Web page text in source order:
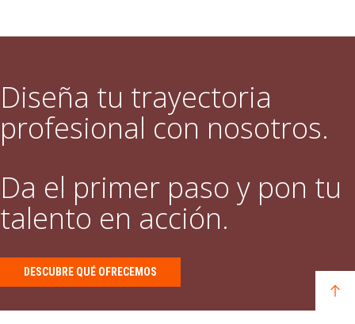
Diseña tu trayectoria
profesional con nosotros.
Da el primer paso y pon tu
talento en acción.
DESCUBRE QUÉ OFRECEMOS